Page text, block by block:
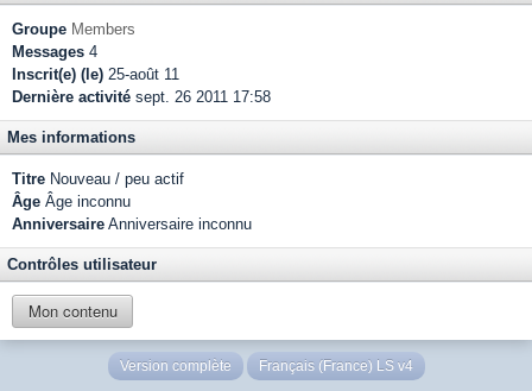
Groupe Members
Messages 4
Inscrit(e) (le) 25-août 11
Dernière activité sept. 26 2011 17:58
Mes informations
Titre Nouveau / peu actif
Âge Âge inconnu
Anniversaire Anniversaire inconnu
Contrôles utilisateur
Mon contenu
Version complète Français (France) LS v4